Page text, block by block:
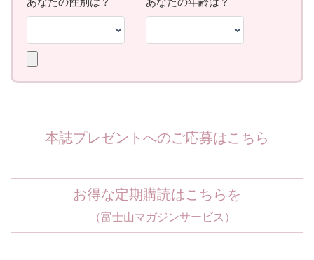
本誌プレゼントへのご応募はこちら
お得な定期購読はこちらを
（富士山マガジンサービス）